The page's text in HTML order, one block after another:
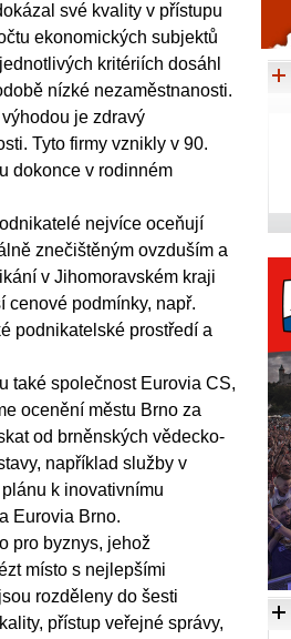
své kvality v přístupu
ekonomických subjektů
kritériích dosáhl
nízké nezaměstnanosti.
je zdravý
Tyto firmy vznikly v 90.
dokonce v rodinném
nejvíce oceňují
znečištěným ovzduším a
v Jihomoravském kraji
podmínky, např.
podnikatelské prostředí a
také společnost Eurovia CS,
ocenění městu Brno za
od brněnských vědecko-
například služby v
k inovativnímu
Eurovia Brno.
pro byznys, jehož
místo s nejlepšími
rozděleny do šesti
přístup veřejné správy,
Celý článek...